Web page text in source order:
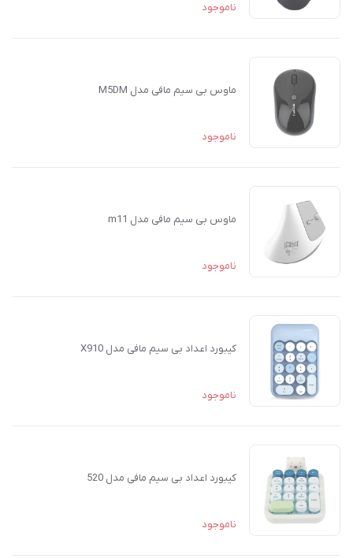
ناموجود
ماوس بی سیم مافی مدل M5DM
ناموجود
ماوس بی سیم مافی مدل m11
ناموجود
کیبورد اعداد بی‌ سیم مافی مدل X910
ناموجود
کیبورد اعداد بی‌ سیم مافی مدل 520
ناموجود